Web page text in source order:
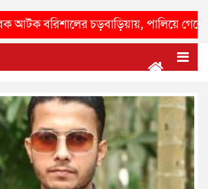
চড়বাড়িয়ায়, পালিয়ে গেলেন